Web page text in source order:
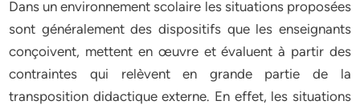
Dans un environnement scolaire les situations proposées
sont généralement des dispositifs que les enseignants
conçoivent, mettent en œuvre et évaluent à partir des
contraintes qui relèvent en grande partie de la
transposition didactique externe. En effet, les situations